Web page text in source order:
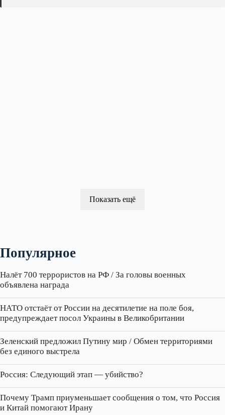
Показать ещё
Популярное
Налёт 700 террористов на РФ / За головы военных
объявлена награда
НАТО отстаёт от России на десятилетие на поле боя,
предупреждает посол Украины в Великобритании
Зеленский предложил Путину мир / Обмен территориями
без единого выстрела
Россия: Следующий этап — убийство?
Почему Трамп приуменьшает сообщения о том, что Россия
и Китай помогают Ирану